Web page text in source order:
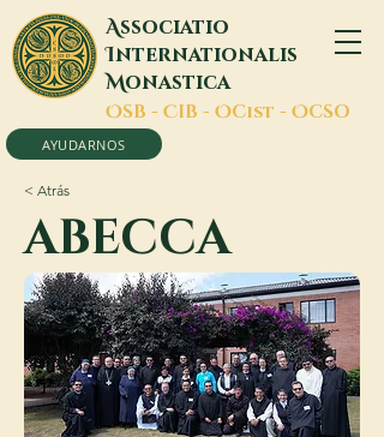
Associatio
Internationalis
Monastica
OSB - CIB - OCist - OCSO
AYUDARNOS
< Atrás
ABECCA